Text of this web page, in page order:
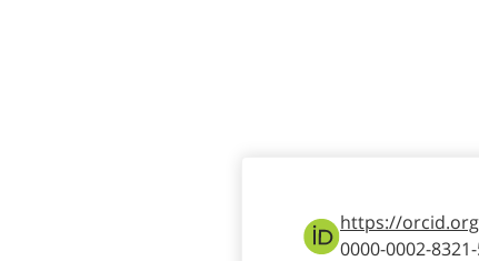
https://
0000-0002-